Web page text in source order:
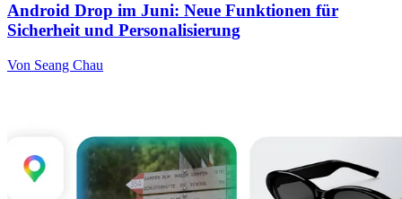
Android Drop im Juni: Neue Funktionen für
Sicherheit und Personalisierung
Von Seang Chau